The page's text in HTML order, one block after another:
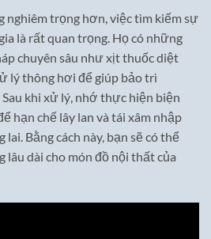
nghiêm trọng hơn, việc tìm kiếm sự
là rất quan trọng. Họ có những
chuyên sâu như xịt thuốc diệt
lý thông hơi để giúp bảo trì
khi xử lý, nhớ thực hiện biện
hạn chế lây lan và tái xâm nhập
Bằng cách này, bạn sẽ có thể
lâu dài cho món đồ nội thất của